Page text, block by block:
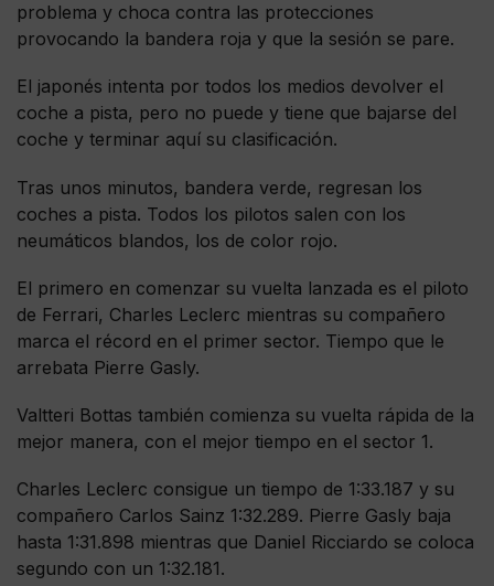
problema y choca contra las protecciones
provocando la bandera roja y que la sesión se pare.
El japonés intenta por todos los medios devolver el
coche a pista, pero no puede y tiene que bajarse del
coche y terminar aquí su clasificación.
Tras unos minutos, bandera verde, regresan los
coches a pista. Todos los pilotos salen con los
neumáticos blandos, los de color rojo.
El primero en comenzar su vuelta lanzada es el piloto
de Ferrari, Charles Leclerc mientras su compañero
marca el récord en el primer sector. Tiempo que le
arrebata Pierre Gasly.
Valtteri Bottas también comienza su vuelta rápida de la
mejor manera, con el mejor tiempo en el sector 1.
Charles Leclerc consigue un tiempo de 1:33.187 y su
compañero Carlos Sainz 1:32.289. Pierre Gasly baja
hasta 1:31.898 mientras que Daniel Ricciardo se coloca
segundo con un 1:32.181.